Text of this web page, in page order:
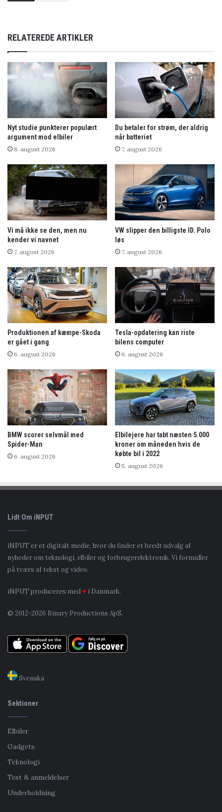
RELATEREDE ARTIKLER
Nyt studie punkterer populært
argument mod elbiler
8. august 2026
Du betaler for strøm, der aldrig
når batteriet
7. august 2026
Vi må ikke se den, men nu
kender vi navnet
7. august 2026
VW slipper den billigste ID. Polo
løs
7. august 2026
Produktionen af kæmpe-Skoda
er gået i gang
6. august 2026
Tesla-opdatering kan riste
bilens computer
6. august 2026
BMW scorer selvmål med
Spider-Man
6. august 2026
Elbilejere har tabt næsten 5.000
kroner om måneden hvis de
købte bil i 2022
5. august 2026
Lidt Om iNPUT
iNPUT er et digitalt medie, hvor du finder et bredt udvalg af
nyheder om teknologi, elbiler og forbrugerelektronik. Vi formidler
på tværs af tekst og video.
iNPUT produceres med♥ i Danmark.
© 2012-2026 Binary Productions ApS.
Svenska
Sektioner
Elbiler
Gadgets
Teknologi
Test & anmeldelser
Underholdning